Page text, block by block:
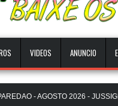
VIDEOS ANUNCIO
- AGOSTO 2026 -